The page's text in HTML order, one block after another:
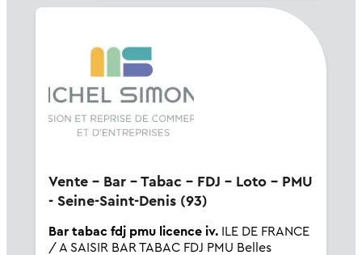
Vente - Bar - Tabac - FDJ - Loto - PMU
- Seine-Saint-Denis (93)
Bar tabac fdj pmu licence iv.ILE DE FRANCE
/ A SAISIR BAR TABAC FDJ PMU Belles